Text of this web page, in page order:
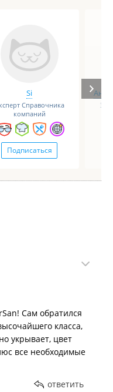
Si
Справочника
компаний
Подписаться
Сам обратился
класса,
укрывает, цвет
все необходимые
ответить